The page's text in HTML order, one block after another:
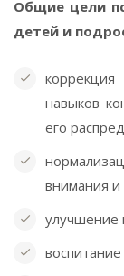
Общие цели
детей и
навыков
его
внимания и
улучшение